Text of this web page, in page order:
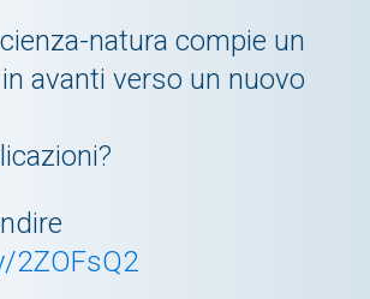
natura compie un
avanti verso un nuovo
2ZOFsQ2